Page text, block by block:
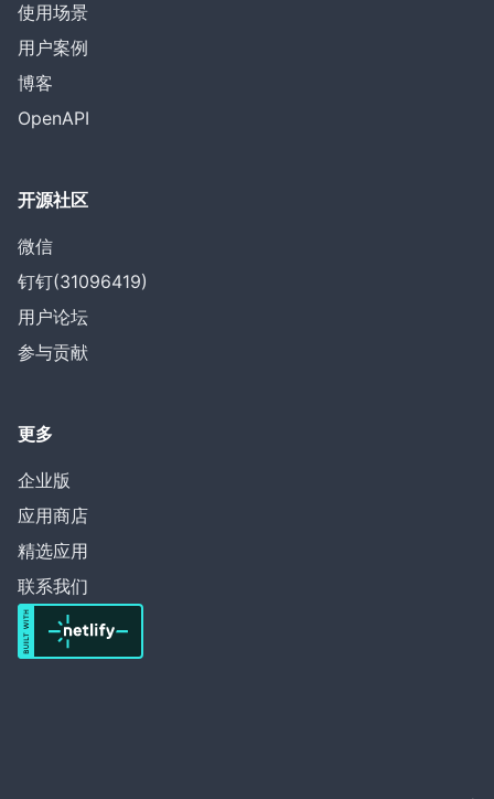
使用场景
用户案例
博客
OpenAPI
开源社区
微信
钉钉(31096419)
用户论坛
参与贡献
更多
企业版
应用商店
精选应用
联系我们